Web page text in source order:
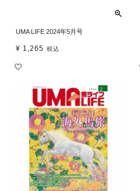
UMA LIFE 2024年5月号
¥ 1,265 税込